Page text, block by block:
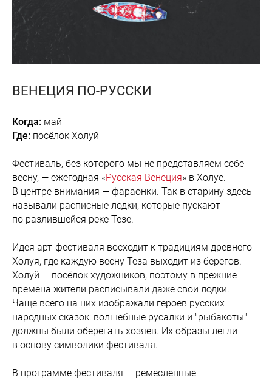
ВЕНЕЦИЯ ПО-РУССКИ
Когда: май
Где: посёлок Холуй
Фестиваль, без которого мы не представляем себе
весну, — ежегодная «Русская Венеция» в Холуе.
В центре внимания — фараонки. Так в старину здесь
называли расписные лодки, которые пускают
по разлившейся реке Тезе.
Идея арт-фестиваля восходит к традициям древнего
Холуя, где каждую весну Теза выходит из берегов.
Холуй — посёлок художников, поэтому в прежние
времена жители расписывали даже свои лодки.
Чаще всего на них изображали героев русских
народных сказок: волшебные русалки и "рыбакоты"
должны были оберегать хозяев. Их образы легли
в основу символики фестиваля.
В программе фестиваля — ремесленные